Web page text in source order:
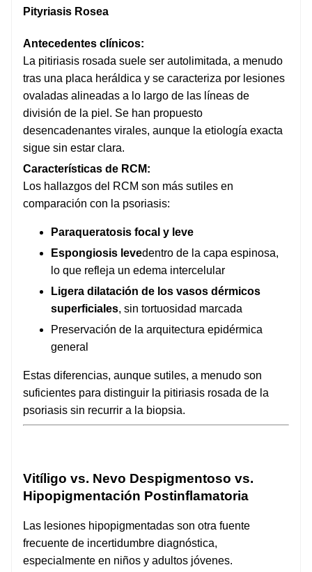
Pityriasis Rosea
Antecedentes clínicos:
La pitiriasis rosada suele ser autolimitada, a menudo
tras una placa heráldica y se caracteriza por lesiones
ovaladas alineadas a lo largo de las líneas de
división de la piel. Se han propuesto
desencadenantes virales, aunque la etiología exacta
sigue sin estar clara.
Características de RCM:
Los hallazgos del RCM son más sutiles en
comparación con la psoriasis:
Paraqueratosis focal y leve
Espongiosis levedentro de la capa espinosa,
lo que refleja un edema intercelular
Ligera dilatación de los vasos dérmicos
superficiales, sin tortuosidad marcada
Preservación de la arquitectura epidérmica
general
Estas diferencias, aunque sutiles, a menudo son
suficientes para distinguir la pitiriasis rosada de la
psoriasis sin recurrir a la biopsia.
Vitíligo vs. Nevo Despigmentoso vs.
Hipopigmentación Postinflamatoria
Las lesiones hipopigmentadas son otra fuente
frecuente de incertidumbre diagnóstica,
especialmente en niños y adultos jóvenes.